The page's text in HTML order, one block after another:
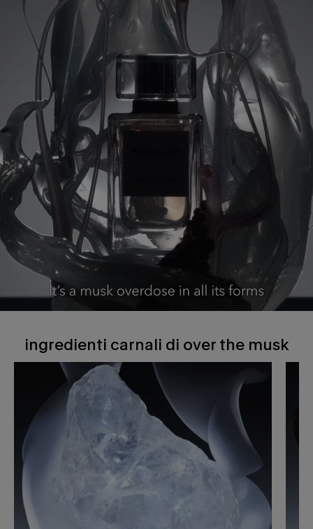
ingredienti carnali di over the musk
ingredienti carnali di over the musk